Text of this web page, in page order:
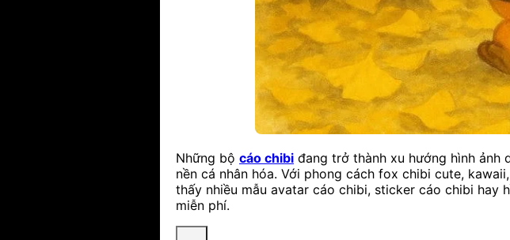
Những bộ cáo chibi đang trở thành xu hướng hình
nền cá nhân hóa. Với phong cách fox chibi cute,
thấy nhiều mẫu avatar cáo chibi, sticker cáo chibi hay
miễn phí.